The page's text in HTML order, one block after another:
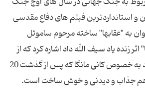
و استانداردترین فیلم های دفاع مقدسی
دهه 60 می توان به "عقابها" ساخته مرحوم ساموئل
زنده یاد سیف الله داد اشاره کرد که از
هر لحاظ موفق بوده اند به خصوص کانی مانگا که پس از گذشت 20
هم جذاب و دیدنی و خوش ساخت است.